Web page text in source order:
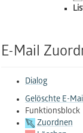
E-Mail
Dialog
Gelöschte E-
Funktionsblock
Zuordnen